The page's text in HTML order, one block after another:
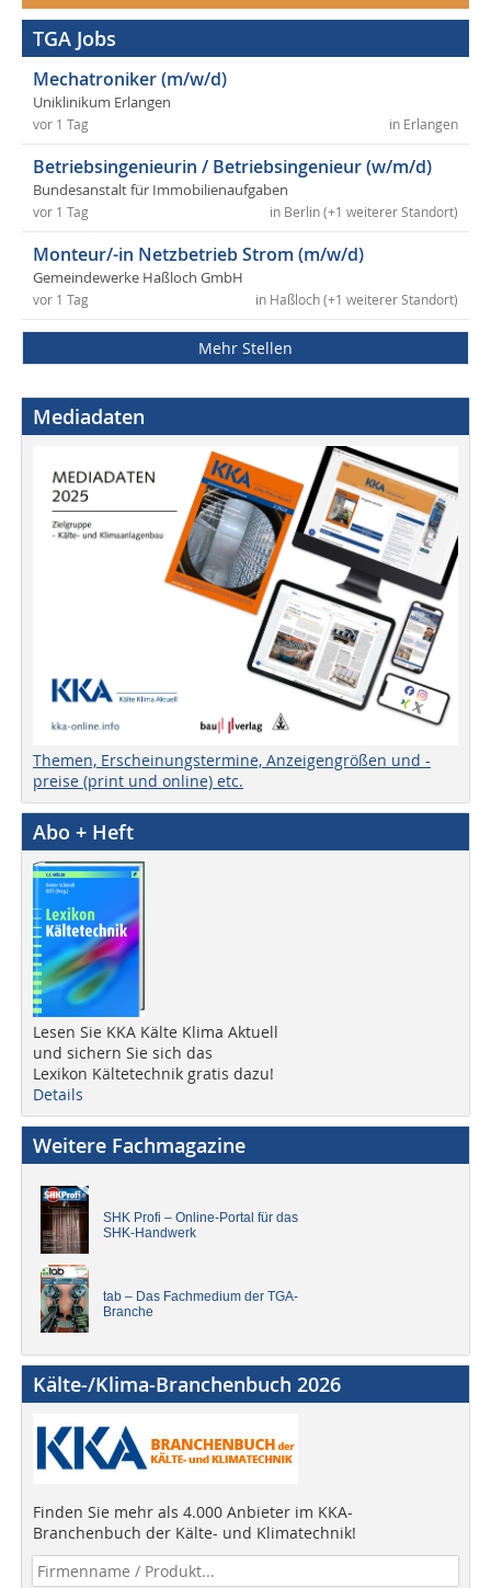
TGA Jobs
Mechatroniker (m/w/d)
Uniklinikum Erlangen
in Erlangen
vor 1 Tag
Betriebsingenieurin / Betriebsingenieur (w/m/d)
Bundesanstalt für Immobilienaufgaben
in Berlin (+1 weiterer Standort)
vor 1 Tag
Monteur/-in Netzbetrieb Strom (m/w/d)
Gemeindewerke Haßloch GmbH
in Haßloch (+1 weiterer Standort)
vor 1 Tag
Mehr Stellen
Mediadaten
Themen, Erscheinungstermine, Anzeigengrößen und -
preise (print und online) etc.
Abo + Heft
Lesen Sie KKA Kälte Klima Aktuell
und sichern Sie sich das
Lexikon Kältetechnik gratis dazu!
Details
Weitere Fachmagazine
SHK Profi – Online-Portal für das
SHK-Handwerk
tab – Das Fachmedium der TGA-
Branche
Kälte-/Klima-Branchenbuch 2026
Finden Sie mehr als 4.000 Anbieter im KKA-
Branchenbuch der Kälte- und Klimatechnik!